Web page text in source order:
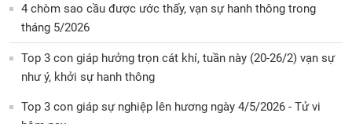
4 chòm sao cầu được ước thấy, vạn sự hanh thông trong
tháng 5/2026
Top 3 con giáp hưởng trọn cát khí, tuần này (20-26/2) vạn sự
như ý, khởi sự hanh thông
Top 3 con giáp sự nghiệp lên hương ngày 4/5/2026 - Tử vi